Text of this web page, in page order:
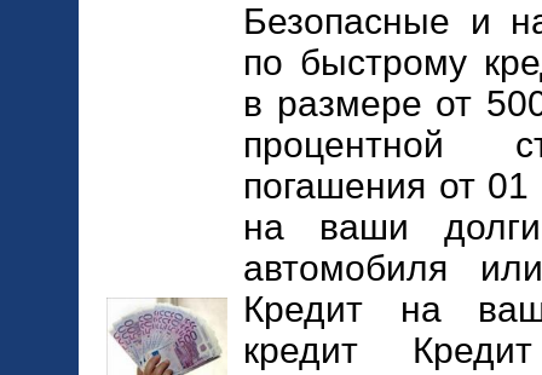
Безопасные и
по быстрому
в размере от
процентной
погашения от
на ваши
автомобиля
Кредит на
кредит